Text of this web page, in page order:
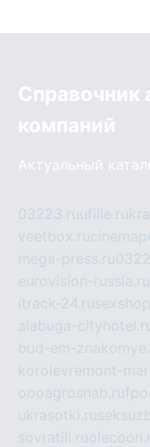
Справочник
компаний
Актуальный
03223.ruufille.ru
veetbox.ru
mega-press.ru
eurovision-russia.ru
itrack-24.ru
alabuga-
bud-em-
korolevremont-
oooagrosnab.ru
ukrasotki.ru
sovratili.ru